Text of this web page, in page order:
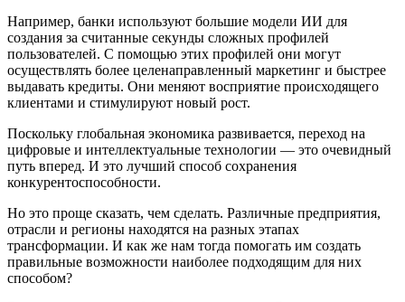
Например, банки используют большие модели ИИ для
создания за считанные секунды сложных профилей
пользователей. С помощью этих профилей они могут
осуществлять более целенаправленный маркетинг и быстрее
выдавать кредиты. Они меняют восприятие происходящего
клиентами и стимулируют новый рост.
Поскольку глобальная экономика развивается, переход на
цифровые и интеллектуальные технологии — это очевидный
путь вперед. И это лучший способ сохранения
конкурентоспособности.
Но это проще сказать, чем сделать. Различные предприятия,
отрасли и регионы находятся на разных этапах
трансформации. И как же нам тогда помогать им создать
правильные возможности наиболее подходящим для них
способом?